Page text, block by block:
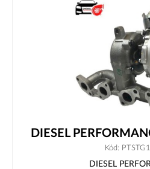
DIESEL
Kód:
DIESEL